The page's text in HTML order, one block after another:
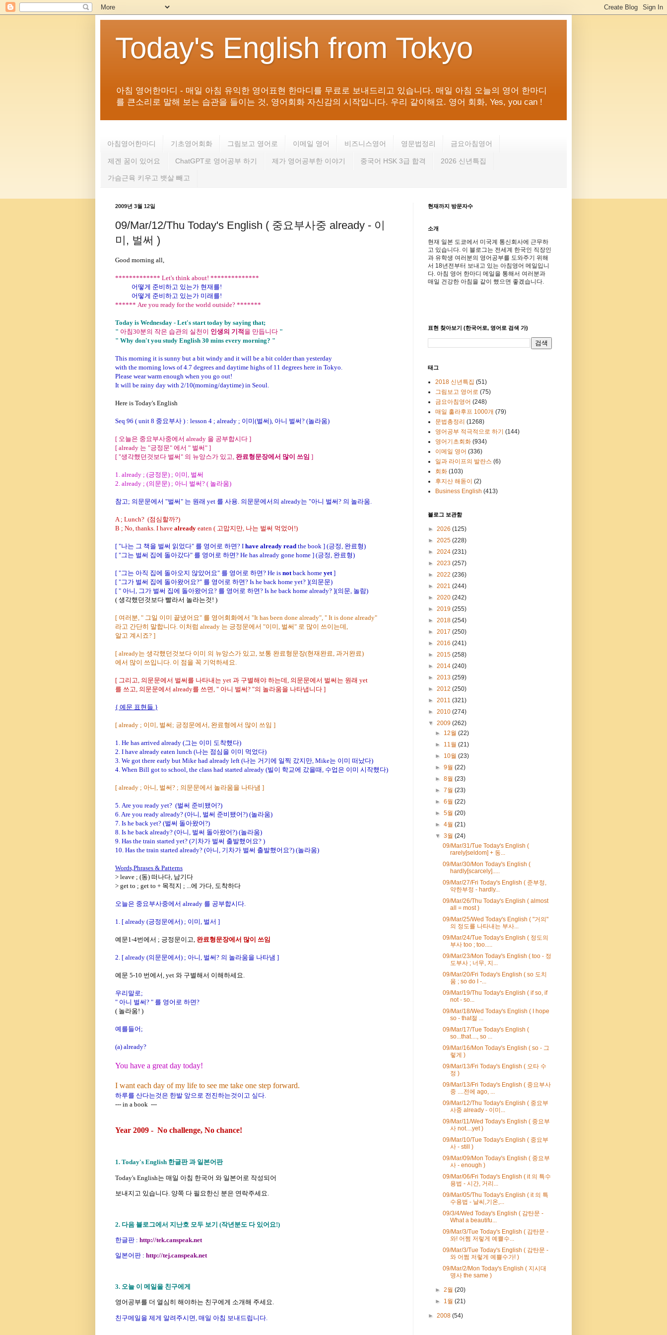
Today's English from Tokyo
아침 영어한마디 - 매일 아침 유익한 영어표현 한마디를 무료로 보내드리고 있습니다. 매일 아침 오늘의 영어 한마디
를 큰소리로 말해 보는 습관을 들이는 것, 영어회화 자신감의 시작입니다. 우리 같이해요. 영어 회화, Yes, you can !
아침영어한마디 기초영어회화 그림보고 영어로 이메일 영어 비즈니스영어 영문법정리 금요아침영어
제겐 꿈이 있어요 ChatGPT로 영어공부 하기 제가 영어공부한 이야기 중국어 HSK 3급 합격 2026 신년특집
가슴근육 키우고 뱃살 빼고
2009년 3월 12일
09/Mar/12/Thu Today's English ( 중요부사중 already - 이
미, 벌써 )
Good morning all,
************* Let's think about! **************
어떻게 준비하고 있는가 현재를!
어떻게 준비하고 있는가 미래를!
****** Are you ready for the world outside? *******
Today is Wednesday - Let's start today by saying that;
" 아침30분의 작은 습관의 실천이 인생의 기적 을 만듭니다 "
" Why don't you study English 30 mins every morning? "
This morning it is sunny but a bit windy and it will be a bit colder than yesterday
with the morning lows of 4.7 degrees and daytime highs of 11 degrees here in Tokyo.
Please wear warm enough when you go out!
It will be rainy day with 2/10(morning/daytime) in Seoul.
Here is Today's English
Seq 96 ( unit 8 중요부사 ) : lesson 4 ; already ; 이미(벌써), 아니 벌써? (놀라움)
[ 오늘은 중요부사중에서 already 을 공부합시다 ]
[ already 는 "긍정문" 에서 " 벌써" ]
[ "생각했던것보다 벌써" 의 뉴앙스가 있고, 완료형문장에서 많이 쓰임 ]
1. already ; (긍정문) ; 이미, 벌써
2. already ; (의문문) ; 아니 벌써? ( 놀라움)
참고; 의문문에서 "벌써" 는 원래 yet 를 사용. 의문문에서의 already는 "아니 벌써? 의 놀라움.
A ; Lunch? (점심할까?)
B ; No, thanks. I have already eaten ( 고맙지만, 나는 벌써 먹었어!)
[ "나는 그 책을 벌써 읽었다" 를 영어로 하면? I have already read the book ] (긍정, 완료형)
[ "그는 벌써 집에 돌아갔다" 를 영어로 하면? He has already gone home ] (긍정, 완료형)
[ "그는 아직 집에 돌아오지 않았어요" 를 영어로 하면? He is notback home yet]
[ "그가 벌써 집에 돌아왔어요?" 를 영어로 하면? Is he back home yet? ](의문문)
[ " 아니, 그가 벌써 집에 돌아왔어요? 를 영어로 하면? Is he back home already? ](의문, 놀람)
( 생각했던것보다 빨라서 놀라는것! )
[ 여러분, " 그일 이미 끝냈어요" 를 영어회화에서 "It has been done already", " It is done already"
라고 간단히 말합니다. 이처럼 already 는 긍정문에서 "이미, 벌써" 로 많이 쓰이는데,
알고 계시죠? ]
[ already는 생각했던것보다 이미 의 뉴앙스가 있고, 보통 완료형문장(현재완료, 과거완료)
에서 많이 쓰입니다. 이 점을 꼭 기억하세요.
[ 그리고, 의문문에서 벌써를 나타내는 yet 과 구별해야 하는데, 의문문에서 벌써는 원래 yet
를 쓰고, 의문문에서 already를 쓰면, " 아니 벌써? "의 놀라움을 나타냅니다 ]
{ 예문 표현들 }
[ already ; 이미, 벌써; 긍정문에서, 완료형에서 많이 쓰임 ]
1. He has arrived already (그는 이미 도착했다)
2. I have already eaten lunch (나는 점심을 이미 먹었다)
3. We got there early but Mike had already left (나는 거기에 일찍 갔지만, Mike는 이미 떠났다)
4. When Bill got to school, the class had started already (빌이 학교에 갔을때, 수업은 이미 시작했다)
[ already ; 아니, 벌써? ; 의문문에서 놀라움을 나타냄 ]
5. Are you ready yet? (벌써 준비됐어?)
6. Are you ready already? (아니, 벌써 준비됐어?) (놀라움)
7. Is he back yet? (벌써 돌아왔어?)
8. Is he back already? (아니, 벌써 돌아왔어?) (놀라움)
9. Has the train started yet? (기차가 벌써 출발했어요? )
10. Has the train started already? (아니, 기차가 벌써 출발했어요?) (놀라움)
Words,Phrases & Patterns
> leave ; (동) 떠나다, 남기다
> get to ; get to + 목적지 ; ...에 가다, 도착하다
오늘은 중요부사중에서 already 를 공부합시다.
1. [ already (긍정문에서) ; 이미, 벌서 ]
예문1-4번에서 ; 긍정문이고, 완료형문장에서 많이 쓰임
2. [ already (의문문에서) ; 아니, 벌써? 의 놀라움을 나타냄 ]
예문 5-10 번에서, yet 와 구별해서 이해하세요.
우리말로;
" 아니 벌써? " 를 영어로 하면?
( 놀라움! )
예를들어 ;
(a) already?
You have a great day today!
I want each day of my life to see me take one step forward.
하루를 산다는것은 한발 앞으로 전진하는것이고 싶다.
--- in a book ---
Year 2009 - No challenge, No chance!
1. Today's English 한글판 과 일본어판
Today's English는 매일 아침 한국어 와 일본어로 작성되어
보내지고 있습니다. 양쪽 다 필요한신 분은 연락주세요.
2. 다음 블로그에서 지난호 모두 보기 (작년분도 다 있어요!)
한글판 : http://tek.canspeak.net
일본어판 : http://tej.canspeak.net
3. 오늘 이 메일을 친구에게
영어공부를 더 열심히 해야하는 친구에게 소개해 주세요.
친구메일을 제게 알려주시면, 매일 아침 보내드립니다.
현재까지 방문자수
소개
현재 일본 도쿄에서 미국계 통신회사에 근무하
고 있습니다. 이 블로그는 전세계 한국인 직장인
과 유학생 여러분의 영어공부를 도와주기 위해
서 18년전부터 보내고 있는 아침영어 메일입니
다. 아침 영어 한마디 메일을 통해서 여러분과
매일 건강한 아침을 같이 했으면 좋겠습니다.
표현 찾아보기 (한국어로, 영어로 검색 가)
태그
2018 신년특집 (51)
그림보고 영어로 (75)
금요아침영어 (248)
매일 훌라후프 1000개 (79)
문법총정리 (1268)
영어공부 적극적으로 하기 (144)
영어기초회화 (934)
이메일 영어 (336)
일과 라이프의 발란스 (6)
회화 (103)
후지산 해돋이 (2)
Business English (413)
블로그 보관함
► 2026 (125)
► 2025 (228)
► 2024 (231)
► 2023 (257)
► 2022 (236)
► 2021 (244)
► 2020 (242)
► 2019 (255)
► 2018 (254)
► 2017 (250)
► 2016 (241)
► 2015 (258)
► 2014 (240)
► 2013 (259)
► 2012 (250)
► 2011 (321)
► 2010 (274)
▼ 2009 (262)
► 12월(22)
► 11월(21)
► 10월(23)
►9월(22)
►8월(23)
►7월(23)
►6월(22)
►5월(20)
►4월(21)
▼3월(24)
09/Mar/31/Tue Today's English (
rarely[seldom] + 동...
09/Mar/30/Mon Today's English (
hardly[scarcely].....
09/Mar/27/Fri Today's English ( 준부정,
약한부정 - hardly...
09/Mar/26/Thu Today's English ( almost
all = most )
09/Mar/25/Wed Today's English ( "거의"
의 정도를 나타내는 부사...
09/Mar/24/Tue Today's English ( 정도의
부사 too ; too.....
09/Mar/23/Mon Today's English ( too - 정
도부사 ; 너무, 지...
09/Mar/20/Fri Today's English ( so 도치
움 ; so do I -...
09/Mar/19/Thu Today's English ( if so, if
not - so...
09/Mar/18/Wed Today's English ( I hope
so - that절 ...
09/Mar/17/Tue Today's English (
so...that...., so ...
09/Mar/16/Mon Today's English ( so - 그
렇게 )
09/Mar/13/Fri Today's English ( 오타 수
정 )
09/Mar/13/Fri Today's English ( 중요부사
중 ....전에 ago, ...
09/Mar/12/Thu Today's English ( 중요부
사중 already - 이미...
09/Mar/11/Wed Today's English ( 중요부
사 not....yet )
09/Mar/10/Tue Today's English ( 중요부
사 - still )
09/Mar/09/Mon Today's English ( 중요부
사 - enough )
09/Mar/06/Fri Today's English ( it 의 특수
용법 - 시간, 거리...
09/Mar/05/Thu Today's English ( it 의 특
수용법 - 날씨,기온,...
09/3/4/Wed Today's English ( 감탄문 -
What a beautifu...
09/Mar/3/Tue Today's English ( 감탄문 -
와! 어쩜 저렇게 예쁠수...
09/Mar/3/Tue Today's English ( 감탄문 -
와 어쩜 저렇게 예쁠수가! )
09/Mar/2/Mon Today's English ( 지시대
명사 the same )
►2월(20)
► 1월(21)
► 2008 (54)